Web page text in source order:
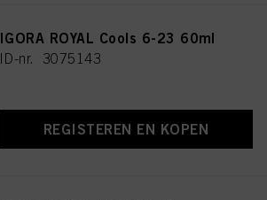
IGORA ROYAL Cools 6-23 60ml
ID-nr. 3075143
REGISTEREN EN KOPEN